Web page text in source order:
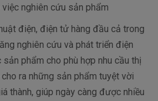
nghiên cứu sản phẩm
điện, điện tử hàng đầu cả trong
nghiên cứu và phát triển điện
phẩm cho phù hợp nhu cầu thị
cho ra những sản phẩm tuyệt vời
thành, giúp ngày càng được nhiều